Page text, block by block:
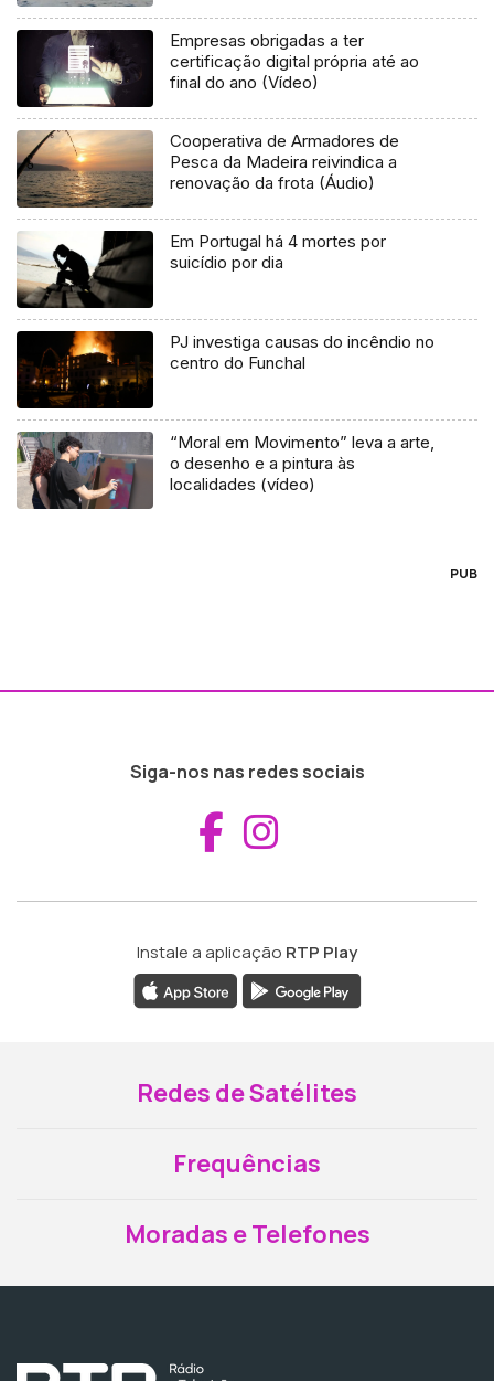
Empresas obrigadas a ter
certificação digital própria até ao
final do ano (Vídeo)
Cooperativa de Armadores de
Pesca da Madeira reivindica a
renovação da frota (Áudio)
Em Portugal há 4 mortes por
suicídio por dia
PJ investiga causas do incêndio no
centro do Funchal
“Moral em Movimento” leva a arte,
o desenho e a pintura às
localidades (vídeo)
PUB
Siga-nos nas redes sociais
Aceder ao
Instale a aplicação RTP Play
Redes de Satélites
Frequências
Moradas e Telefones